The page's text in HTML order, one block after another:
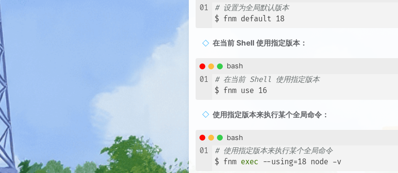
01
# 设置为全局默认版本
$ fnm default 18
在当前 Shell 使用指定版本：
bash
01
# 在当前 Shell 使用指定版本
$ fnm use 16
使用指定版本来执行某个全局命令：
bash
01
# 使用指定版本来执行某个全局命令
$ fnm exec --using=18 node -v